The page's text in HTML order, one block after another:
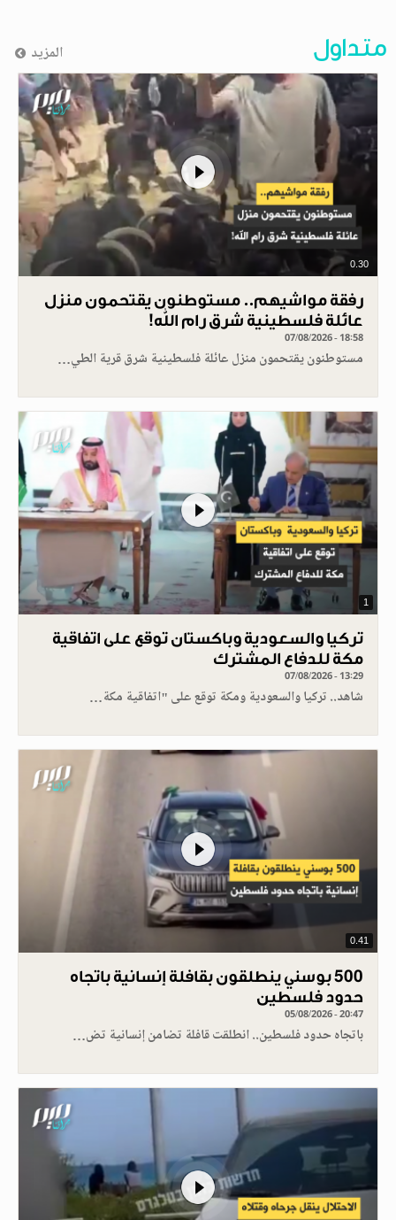
متداول المزيد
0.30
رفقة مواشيهم.. مستوطنون يقتحمون منزل
عائلة فلسطينية شرق رام الله!
07/08/2026 - 18:58
مستوطنون يقتحمون منزل عائلة فلسطينية شرق قرية الطي…
1
تركيا والسعودية وباكستان توقع على اتفاقية
مكة للدفاع المشترك
07/08/2026 - 13:29
شاهد.. تركيا والسعودية ومكة توقع على "اتفاقية مكة…
0.41
500 بوسني ينطلقون بقافلة إنسانية باتجاه
حدود فلسطين
05/08/2026 - 20:47
باتجاه حدود فلسطين.. انطلقت قافلة تضامن إنسانية تض…